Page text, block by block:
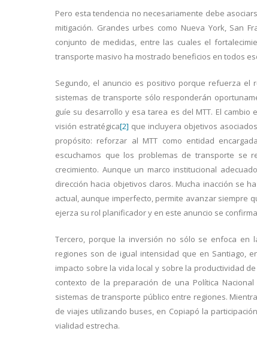
Pero esta tendencia no necesariamente debe
mitigación. Grandes urbes como Nueva York, San
conjunto de medidas, entre las cuales el
transporte masivo ha mostrado beneficios en todos
Segundo, el anuncio es positivo porque refuerza el
sistemas de transporte sólo responderán
guíe su desarrollo y esa tarea es del MTT. El
visión estratégica[2] que incluyera objetivos
propósito: reforzar al MTT como entidad
escuchamos que los problemas de transporte se
crecimiento. Aunque un marco institucional
dirección hacia objetivos claros. Mucha inacción se
actual, aunque imperfecto, permite avanzar siempre
ejerza su rol planificador y en este anuncio se
Tercero, porque la inversión no sólo se enfoca en
regiones son de igual intensidad que en Santiago,
impacto sobre la vida local y sobre la productividad
contexto de la preparación de una Política
sistemas de transporte público entre regiones.
de viajes utilizando buses, en Copiapó la
vialidad estrecha.